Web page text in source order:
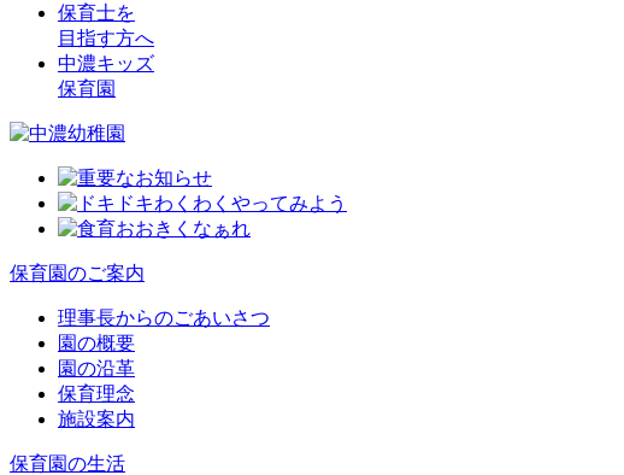
保育士を
目指す方へ
中濃キッズ
保育園
保育園のご案内
理事長からのごあいさつ
園の概要
園の沿革
保育理念
施設案内
保育園の生活